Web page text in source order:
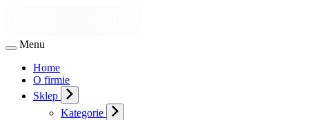
Menu
Home
O firmie
Sklep
Kategorie